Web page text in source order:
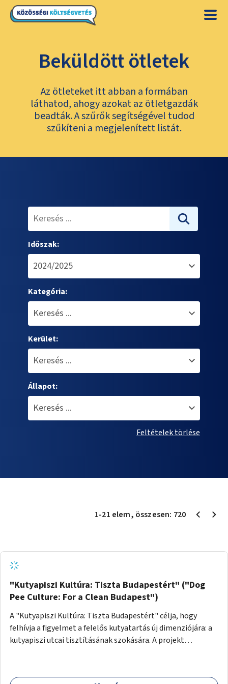
Beküldött ötletek
Az ötleteket itt abban a formában
láthatod, ahogy azokat az ötletgazdák
beadták. A szűrők segítségével tudod
szűkíteni a megjelenített listát.
Időszak:
Kategória:
Kerület:
Állapot:
Feltételek törlése
1-21 elem, összesen: 720
"Kutyapiszi Kultúra: Tiszta Budapestért" ("Dog
Pee Culture: For a Clean Budapest")
A "Kutyapiszi Kultúra: Tiszta Budapestért" célja, hogy
felhívja a figyelmet a felelős kutyatartás új dimenziójára: a
kutyapiszi utcai tisztításának szokására. A projekt
palack vízzel öblítsék le azt, ezzel hozzájárulva a tiszta,